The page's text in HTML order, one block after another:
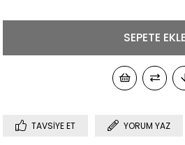
TAVSIYE ET YORUM YAZ